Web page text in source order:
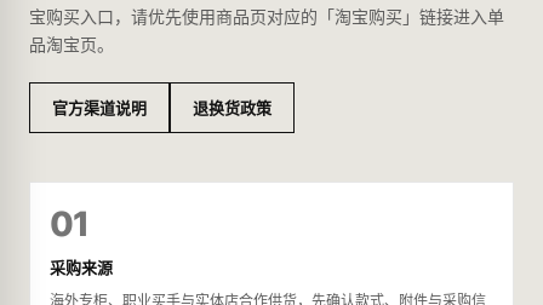
宝购买入口，请优先使用商品页对应的「淘宝购买」链接进入单
品淘宝页。
官方渠道说明 退换货政策
01
采购来源
海外专柜、职业买手与实体店合作供货，先确认款式、附件与采购信